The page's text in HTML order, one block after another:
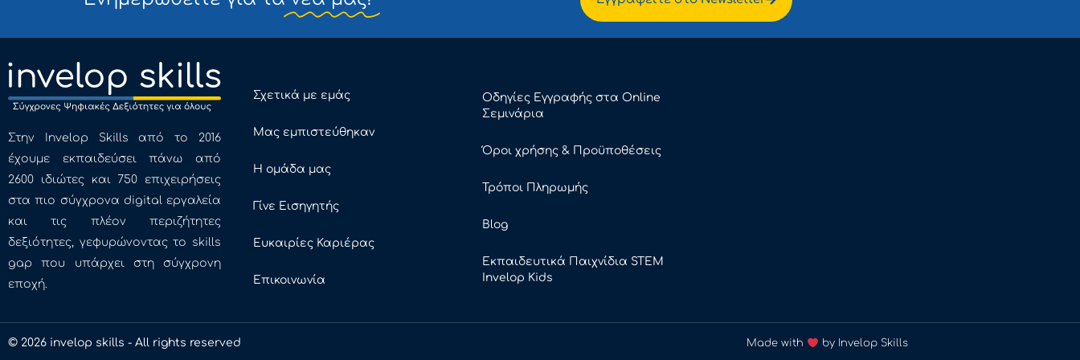
Στην Invelop Skills από το 2016
έχουμε εκπαιδεύσει πάνω από
2600 ιδιώτες και 750 επιχειρήσεις
στα πιο σύγχρονα digital εργαλεία
και τις πλέον περιζήτητες
δεξιότητες, γεφυρώνοντας το skills
gap που υπάρχει στη σύγχρονη
εποχή.
Σχετικά με εμάς
Μας εμπιστεύθηκαν
Η ομάδα μας
Γίνε Εισηγητής
Ευκαιρίες Καριέρας
Επικοινωνία
Οδηγίες Εγγραφής στα Online
Σεμινάρια
Όροι χρήσης & Προϋποθέσεις
Τρόποι Πληρωμής
Blog
Εκπαιδευτικά Παιχνίδια STEM
Invelop Kids
© 2026 invelop skills - All rights reserved Made with by Invelop Skills